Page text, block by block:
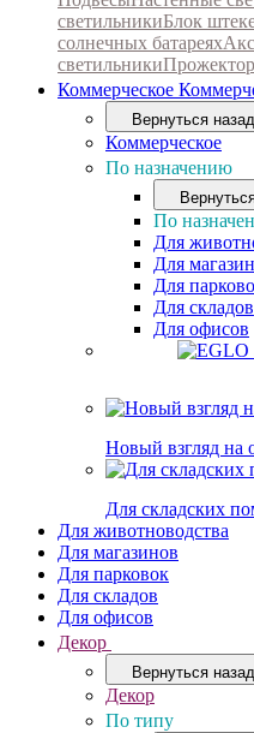
светильникиБлок
солнечных батареях
светильники
Коммерческое
Вернуться назад
Коммерческое
По назначению
По
Для
Для
Для
Для складов
Для офисов
Новый взгляд на
Для складских
Для животноводства
Для магазинов
Для парковок
Для складов
Для офисов
Декор
Вернуться назад
Декор
По типу